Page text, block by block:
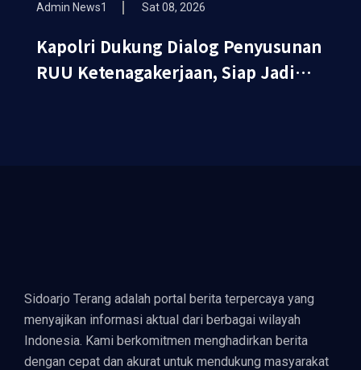
Admin News1 Sat 08, 2026
Kapolri Dukung Dialog Penyusunan
RUU Ketenagakerjaan, Siap Jadi
Sidoarjo Terang adalah portal berita terpercaya yang
menyajikan informasi aktual dari berbagai wilayah
Indonesia. Kami berkomitmen menghadirkan berita
dengan cepat dan akurat untuk mendukung masyarakat